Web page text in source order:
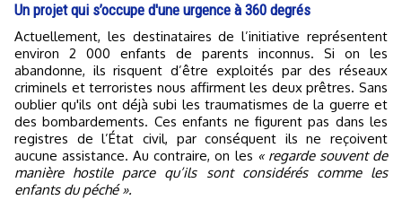
Un projet qui s’occupe d'une urgence à 360 degrés
Actuellement, les destinataires de l’initiative représentent
environ 2 000 enfants de parents inconnus. Si on les
abandonne, ils risquent d’être exploités par des réseaux
criminels et terroristes nous affirment les deux prêtres. Sans
oublier qu'ils ont déjà subi les traumatismes de la guerre et
des bombardements. Ces enfants ne figurent pas dans les
registres de l’État civil, par conséquent ils ne reçoivent
aucune assistance. Au contraire, on les « regarde souvent de
manière hostile parce qu’ils sont considérés comme les
enfants du péché ».